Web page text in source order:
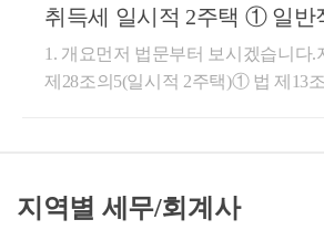
경력- 105,000건 이상의 세금 상담 및
의 경정청구를 통한 약 25억 이상 세
랫폼 '택슬리' 상담 및 후기 1위 (약
세무팀- ㈜현대중공업 세무기획팀-
주권으로 변환되는 시기는'도시정비
분계획인가 전에 취득하는 재개발·재
권 취득이 아닌 주택의 취득에 해당
건축사업의 절차는 관리처분계획인
취득세 일시적 2주택 ① 일반
1. 개요​먼저 법문부터 보시겠습니다.​
제28조의5(일시적 2주택)① 법 제13
양권 또는 오피스텔(이하 이 조 및 제
전 주택등”이라 한다)을 소유한 상태
지역별 세무/회계사